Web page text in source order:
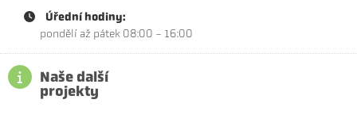
Úřední hodiny:
pondělí až pátek 08:00 - 16:00
Naše další
projekty